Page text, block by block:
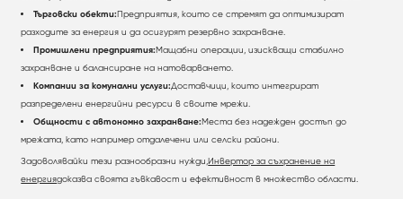
Търговски обекти:Предприятия, които се стремят да оптимизират
разходите за енергия и да осигурят резервно захранване.
Промишлени предприятия:Мащабни операции, изискващи стабилно
захранване и балансиране на натоварването.
Компании за комунални услуги:Доставчици, които интегрират
разпределени енергийни ресурси в своите мрежи.
Общности с автономно захранване:Места без надежден достъп до
мрежата, като например отдалечени или селски райони.
Задоволявайки тези разнообразни нужди,Инвертор за съхранение на
енергиядоказва своята гъвкавост и ефективност в множество области.